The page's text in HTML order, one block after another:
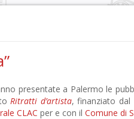
presentate a Palermo le
Ritratti d’artista, finanziato dal
CLAC per e con il Comune di